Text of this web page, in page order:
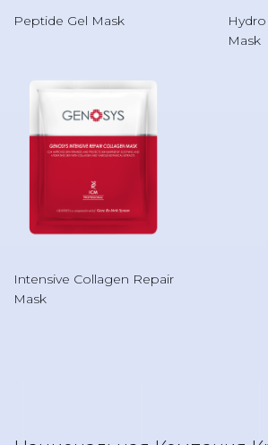
Peptide Gel Mask
Mask
Intensive Collagen Repair
Mask